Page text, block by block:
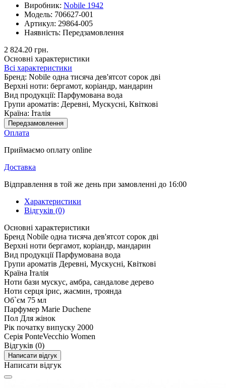
Виробник: Nobile 1942
Модель: 706627-001
Артикул: 29864-005
Наявність: Передзамовлення
2 824.20 грн.
Основні характеристики
Всі характеристики
Бренд: Nobile одна тисяча дев'ятсот сорок дві
Верхні ноти: бергамот, коріандр, мандарин
Вид продукції: Парфумована вода
Групи ароматів: Деревні, Мускусні, Квіткові
Країна: Італія
Передзамовлення
Оплата
Приймаємо оплату online
Доставка
Відправлення в той же день при замовленні до 16:00
Характеристики
Відгуків (0)
Основні характеристики
Бренд Nobile одна тисяча дев'ятсот сорок дві
Верхні ноти бергамот, коріандр, мандарин
Вид продукції Парфумована вода
Групи ароматів Деревні, Мускусні, Квіткові
Країна Італія
Ноти бази мускус, амбра, сандалове дерево
Ноти серця ірис, жасмин, троянда
Об`єм 75 мл
Парфумер Marie Duchene
Пол Для жінок
Рік початку випуску 2000
Серія PonteVecchio Women
Відгуків (0)
Написати відгук
Написати відгук